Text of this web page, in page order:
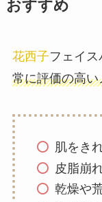
おすすめ
花西子フェイ
常に評価の高
肌をき
皮脂崩
乾燥や